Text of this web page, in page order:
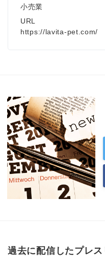
小売業
URL
https://lavita-pet.com/
過去に配信したプレス
Japanese
English